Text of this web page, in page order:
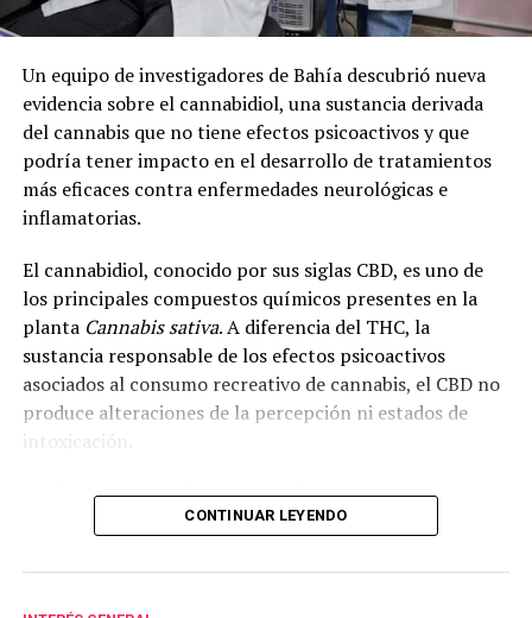
Un equipo de investigadores de Bahía descubrió nueva
evidencia sobre el cannabidiol, una sustancia derivada
del cannabis que no tiene efectos psicoactivos y que
podría tener impacto en el desarrollo de tratamientos
más eficaces contra enfermedades neurológicas e
inflamatorias.
El cannabidiol, conocido por sus siglas CBD, es uno de
los principales compuestos químicos presentes en la
planta Cannabis sativa. A diferencia del THC, la
sustancia responsable de los efectos psicoactivos
asociados al consumo recreativo de cannabis, el CBD no
produce alteraciones de la percepción ni estados de
Cecilia Bouzat, profesora de la UNS e investigadora
superior del CONICET, explicó que en la investigación se
7, una molécula que interviene en la comunicación
entre neuronas e incide en la cognición, la memoria y el
CONTINUAR LEYENDO